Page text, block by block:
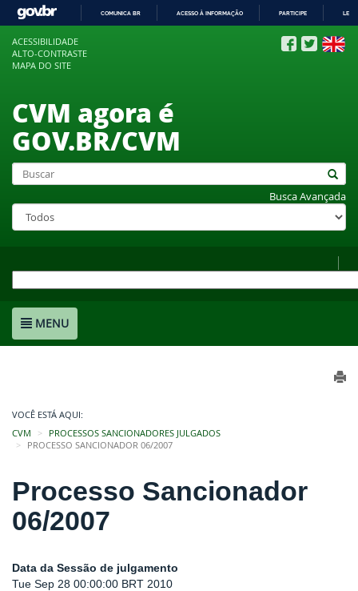
COMUNICA BR ACESSO À INFORMAÇÃO PARTICIPE
ACESSIBILIDADE
ALTO-CONTRASTE
MAPA DO SITE
CVM agora é
GOV.BR/CVM
Busca Avançada
MENU
VOCÊ ESTÁ AQUI:
CVM
PROCESSOS SANCIONADORES JULGADOS
PROCESSO SANCIONADOR 06/2007
Processo Sancionador
06/2007
Data da Sessão de julgamento
Tue Sep 28 00:00:00 BRT 2010